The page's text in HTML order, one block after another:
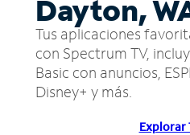
Dayton,
Tus aplicaciones
con Spectrum TV,
Basic con anuncios,
Disney+ y más.
Explorar